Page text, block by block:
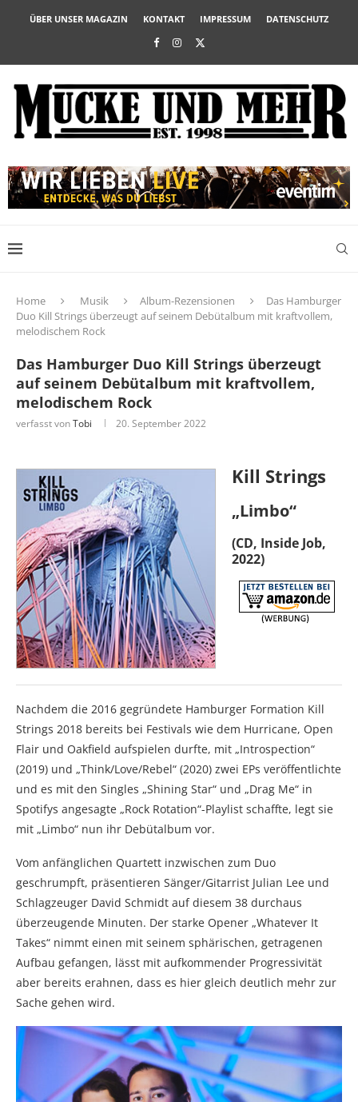
ÜBER UNSER MAGAZIN KONTAKT IMPRESSUM DATENSCHUTZ
Home Musik Album-Rezensionen
Das Hamburger
Duo Kill Strings überzeugt auf seinem Debütalbum mit kraftvollem,
melodischem Rock
Das Hamburger Duo Kill Strings überzeugt
auf seinem Debütalbum mit kraftvollem,
melodischem Rock
verfasst vonTobi 20. September 2022
Kill Strings
„Limbo“
(CD, Inside Job,
2022)
Nachdem die 2016 gegründete Hamburger Formation Kill
Strings 2018 bereits bei Festivals wie dem Hurricane, Open
Flair und Oakfield aufspielen durfte, mit „Introspection“
(2019) und „Think/Love/Rebel“ (2020) zwei EPs veröffentlichte
und es mit den Singles „Shining Star“ und „Drag Me“ in
Spotifys angesagte „Rock Rotation“-Playlist schaffte, legt sie
mit „Limbo“ nun ihr Debütalbum vor.
Vom anfänglichen Quartett inzwischen zum Duo
geschrumpft, präsentieren Sänger/Gitarrist Julian Lee und
Schlagzeuger David Schmidt auf diesem 38 durchaus
überzeugende Minuten. Der starke Opener „Whatever It
Takes“ nimmt einen mit seinem sphärischen, getragenen
Aufbau gefangen, lässt mit aufkommender Progressivität
aber bereits erahnen, dass es hier gleich deutlich mehr zur
Sache gehen wird.